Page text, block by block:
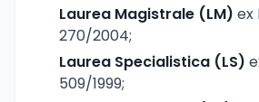
Laurea Magistrale (LM) ex
270/2004;
Laurea Specialistica (LS)
509/1999;